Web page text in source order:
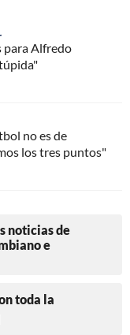
para Alfredo
no es de
los tres puntos"
noticias de
e
toda la